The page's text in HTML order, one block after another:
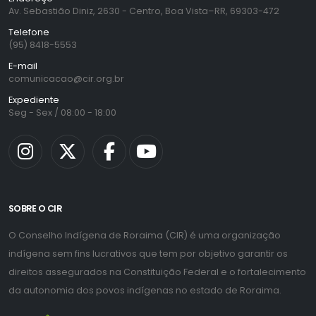
Av. Sebastião Diniz, 2630 - Centro, Boa Vista–RR, 69303-472
Telefone
(95) 8418-5553
E-mail
comunicacao@cir.org.br
Expediente
Seg - Sex / 08:00 - 18:00
SOBRE O CIR
O Conselho Indígena de Roraima (CIR) é uma organização
indígena sem fins lucrativos que tem por objetivo garantir os
direitos assegurados na Constituição Federal e o fortalecimento
da autonomia dos povos indígenas no estado de Roraima.